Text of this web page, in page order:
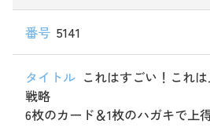
5141
これはすごい！これ
戦略
6枚のカード＆1枚のハガキで上